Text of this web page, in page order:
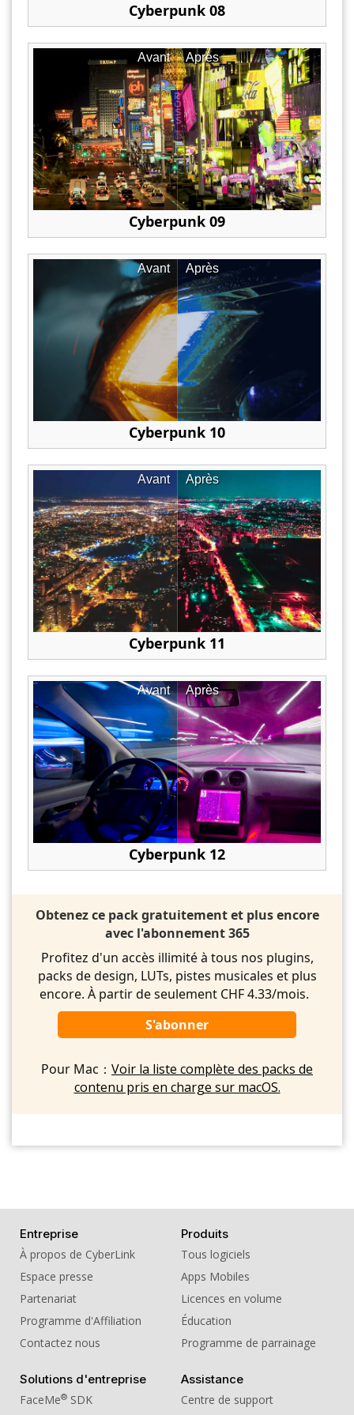
Cyberpunk 08
Après
Avant
Cyberpunk 09
Après
Avant
Cyberpunk 10
Après
Avant
Cyberpunk 11
Après
Avant
Cyberpunk 12
Obtenez ce pack gratuitement et plus encore
avec l'abonnement 365
Profitez d'un accès illimité à tous nos plugins,
packs de design, LUTs, pistes musicales et plus
encore. À partir de seulement CHF 4.33/mois.
S'abonner
Pour Mac： Voir la liste complète des packs de
contenu pris en charge sur macOS.
Entreprise
À propos de CyberLink
Espace presse
Partenariat
Programme d'Affiliation
Contactez nous
Produits
Tous logiciels
Apps Mobiles
Licences en volume
Éducation
Programme de parrainage
Solutions d'entreprise
FaceMe® SDK
Assistance
Centre de support